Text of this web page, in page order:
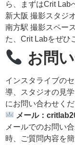
ら、まずはCrit Lab
新大阪 撮影スタジ
南方駅 撮影スペー
た、Crit Labをぜひ
お問
インスタライブの
導、スタジオの見
にお問い合わせくだ
メール：
メールでのお問い
時、ご質問内容を